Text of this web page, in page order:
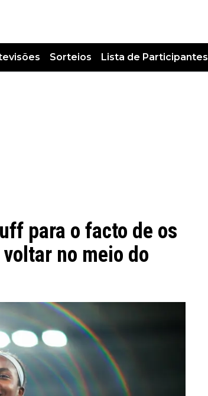
Sorteios Lista de Participantes
para o facto de os
no meio do